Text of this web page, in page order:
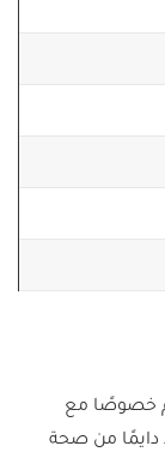
خصوصًا مع
دايمًا من صحة